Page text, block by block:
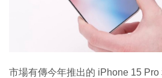
市場有傳今年推出的 iPhone 15